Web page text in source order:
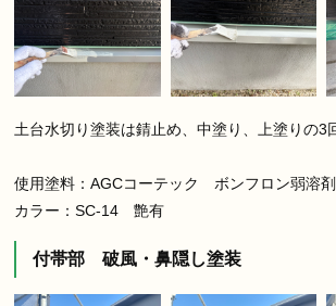
土台水切り塗装は錆止め、中塗り、上塗りの3
使用塗料：AGCコーテック ボンフロン弱溶
カラー：SC-14 艶有
付帯部 破風・鼻隠し塗装